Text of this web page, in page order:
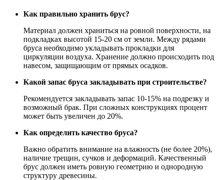
Как правильно хранить брус?
Материал должен храниться на ровной поверхности, на
подкладках высотой 15-20 см от земли. Между рядами
бруса необходимо укладывать прокладки для
циркуляции воздуха. Хранение должно происходить под
навесом, защищающим от прямых осадков.
Какой запас бруса закладывать при строительстве?
Рекомендуется закладывать запас 10-15% на подрезку и
возможный брак. При сложных конструкциях процент
может быть увеличен до 20%.
Как определить качество бруса?
Важно обратить внимание на влажность (не более 20%),
наличие трещин, сучков и деформаций. Качественный
брус должен иметь ровную геометрию и однородную
структуру древесины.